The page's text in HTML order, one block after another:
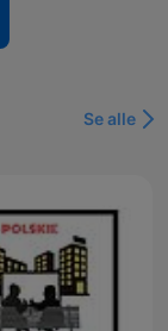
Se alle